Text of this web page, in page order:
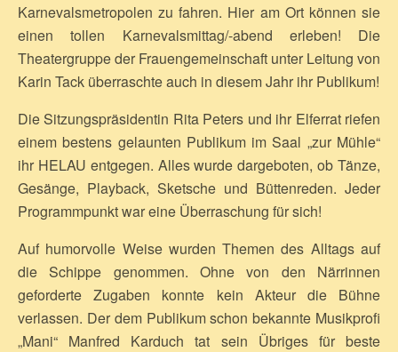
Karnevalsmetropolen zu fahren. Hier am Ort können sie
einen tollen Karnevalsmittag/-abend erleben! Die
Theatergruppe der Frauengemeinschaft unter Leitung von
Karin Tack überraschte auch in diesem Jahr ihr Publikum!
Die Sitzungspräsidentin Rita Peters und ihr Elferrat riefen
einem bestens gelaunten Publikum im Saal „zur Mühle“
ihr HELAU entgegen. Alles wurde dargeboten, ob Tänze,
Gesänge, Playback, Sketsche und Büttenreden. Jeder
Programmpunkt war eine Überraschung für sich!
Auf humorvolle Weise wurden Themen des Alltags auf
die Schippe genommen. Ohne von den Närrinnen
geforderte Zugaben konnte kein Akteur die Bühne
verlassen. Der dem Publikum schon bekannte Musikprofi
„Mani“ Manfred Karduch tat sein Übriges für beste